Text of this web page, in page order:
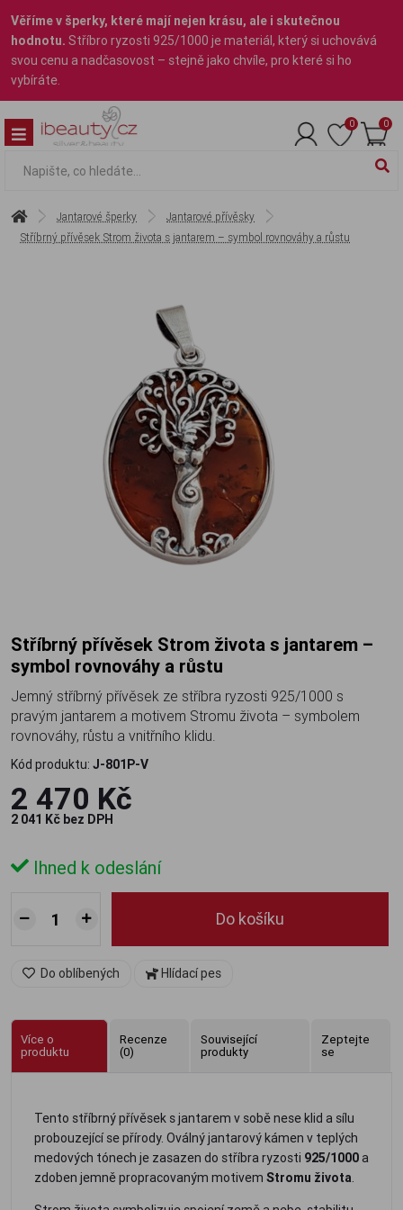
Věříme v šperky, které mají nejen krásu, ale i skutečnou
hodnotu. Stříbro ryzosti 925/1000 je materiál, který si uchovává
svou cenu a nadčasovost – stejně jako chvíle, pro které si ho
vybíráte.
0 0
Jantarové šperky
Jantarové přívěsky
Stříbrný přívěsek Strom života s jantarem – symbol rovnováhy a růstu
Stříbrný přívěsek Strom života s jantarem –
symbol rovnováhy a růstu
Jemný stříbrný přívěsek ze stříbra ryzosti 925/1000 s
pravým jantarem a motivem Stromu života – symbolem
rovnováhy, růstu a vnitřního klidu.
Kód produktu: J-801P-V
2 470 Kč
2 041 Kč bez DPH
Ihned k odeslání
Do košíku
Do oblíbených Hlídací pes
Více o
produktu
Recenze
(0)
Související
produkty
Zeptejte
se
Tento stříbrný přívěsek s jantarem v sobě nese klid a sílu
probouzející se přírody. Oválný jantarový kámen v teplých
medových tónech je zasazen do stříbra ryzosti 925/1000a
zdoben jemně propracovaným motivem Stromu života.